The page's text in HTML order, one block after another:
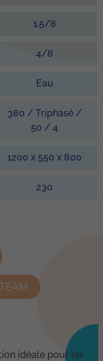
1,5/8
4/8
Eau
380 / Triphasé /
50 / 4
1200 x 550 x 800
230
idéale pour les